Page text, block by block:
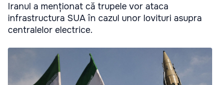
Iranul a menționat că trupele vor ataca
infrastructura SUA în cazul unor lovituri asupra
centralelor electrice.